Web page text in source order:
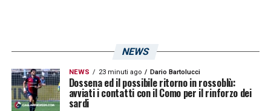
NEWS
NEWS 23 minuti ago Dario Bartolucci
Dossena ed il possibile ritorno in rossoblù:
avviati i contatti con il Como per il rinforzo dei
sardi